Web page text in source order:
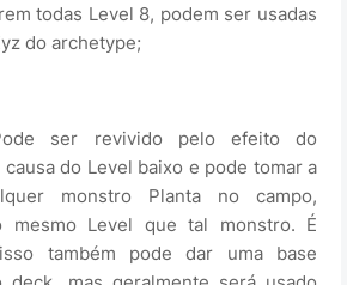
todas Level 8, podem ser usadas
do archetype;
ser revivido pelo efeito do
causa do Level baixo e pode tomar a
monstro Planta no campo,
mesmo Level que tal monstro. É
também pode dar uma base